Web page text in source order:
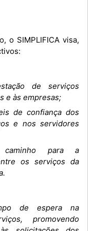
de serviços
e às empresas;
de confiança dos
e nos servidores
para a
os serviços da
de espera na
promovendo